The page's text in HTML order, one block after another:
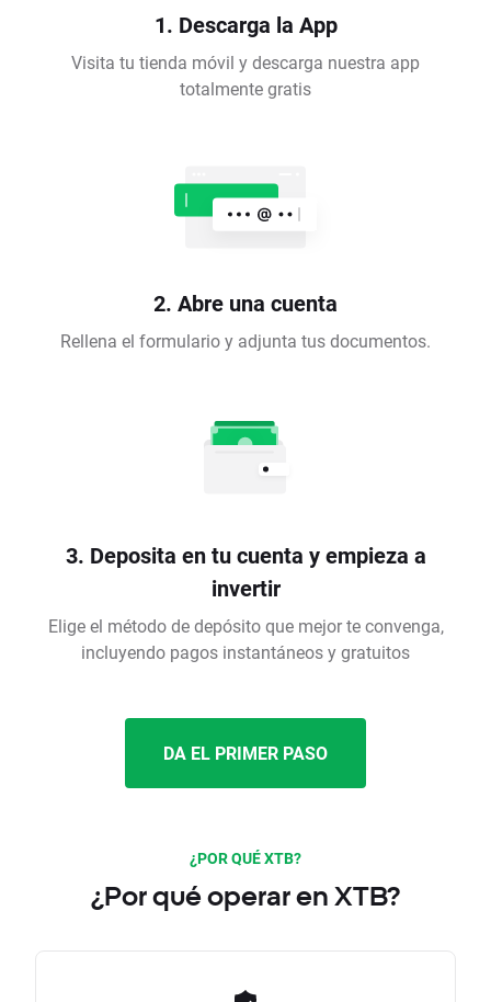
1. Descarga la App
Visita tu tienda móvil y descarga nuestra app
totalmente gratis
2. Abre una cuenta
Rellena el formulario y adjunta tus documentos.
3. Deposita en tu cuenta y empieza a
invertir
Elige el método de depósito que mejor te convenga,
incluyendo pagos instantáneos y gratuitos
DA EL PRIMER PASO
¿POR QUÉ XTB?
¿Por qué operar en XTB?